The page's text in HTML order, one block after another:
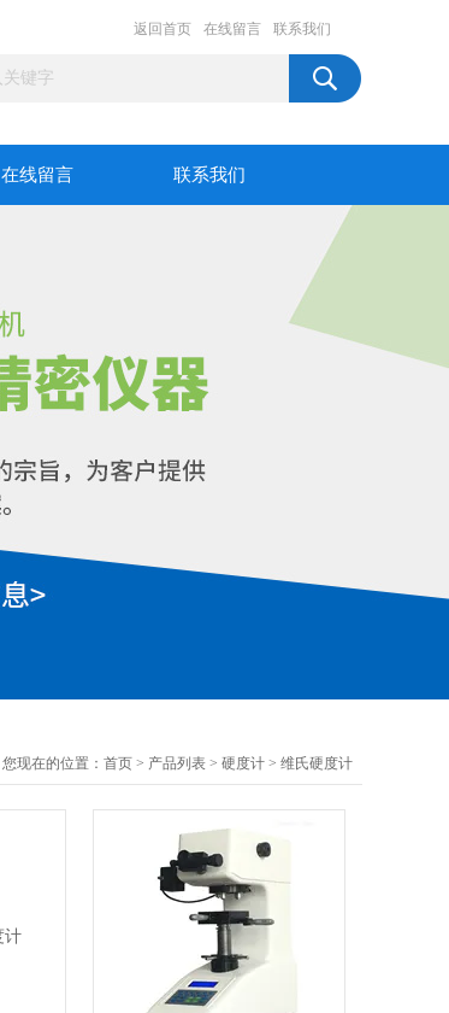
返回首页 在线留言 联系我们
在线留言 联系我们
您现在的位置： 首页 > 产品列表 > 硬度计 > 维氏硬度计